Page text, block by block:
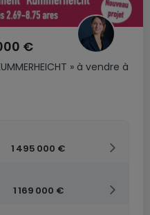
» à vendre à
€
1 495 000 €
1 169 000 €